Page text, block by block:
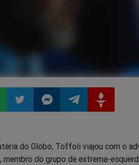
no
no
no
no
do Globo, Toffoli viajou com o
membro do grupo de extrema-